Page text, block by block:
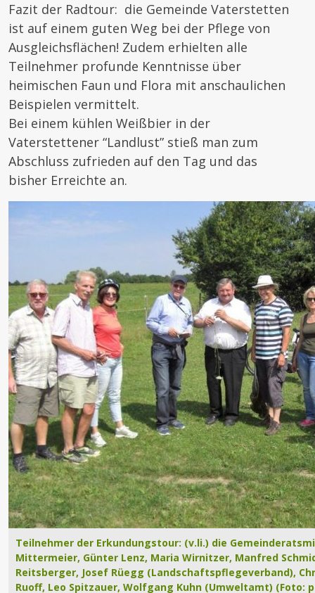
Fazit der Radtour: die Gemeinde Vaterstetten
ist auf einem guten Weg bei der Pflege von
Ausgleichsflächen! Zudem erhielten alle
Teilnehmer profunde Kenntnisse über
heimischen Faun und Flora mit anschaulichen
Beispielen vermittelt.
Bei einem kühlen Weißbier in der
Vaterstettener “Landlust” stieß man zum
Abschluss zufrieden auf den Tag und das
bisher Erreichte an.
Teilnehmer der Erkundungstour: (v.li.) die
Mittermeier, Günter Lenz, Maria Wirnitzer, Manfred
Reitsberger, Josef Rüegg (Landschaftspflegeverband),
Ruoff, Leo Spitzauer, Wolfgang Kuhn (Umweltamt) (Foto: